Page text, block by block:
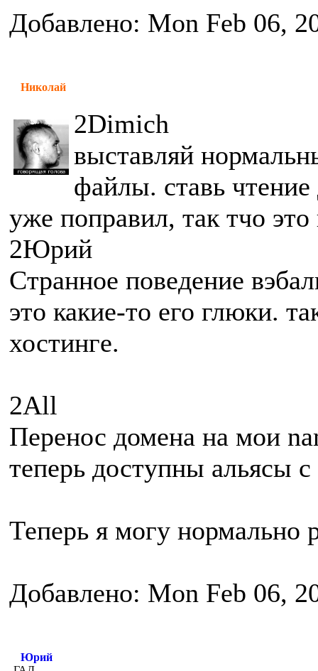
Добавлено: Mon Feb 06,
Николай
2Dimich
выставляй
файлы. ставь
уже поправил, так тчо
2Юрий
Странное поведение
это какие-то его глюки.
хостинге.
2All
Перенос домена на мои
теперь доступны альясы
Теперь я могу нормально
Добавлено: Mon Feb 06,
Юрий